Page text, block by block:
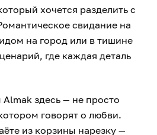
хочется разделить с
свидание на
на город или в тишине
где каждая деталь
здесь — не просто
говорят о любви.
из корзины нарезку —